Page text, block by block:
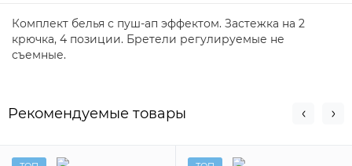
Комплект белья с пуш-ап эффектом. Застежка на 2
крючка, 4 позиции. Бретели регулируемые не
съемные.
Рекомендуемые товары